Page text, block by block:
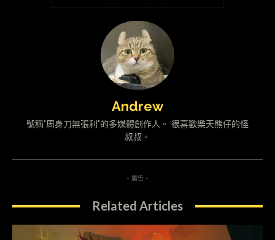
Andrew
號稱"周身刀無張利"的多媒體創作人。 很喜歡樂天熊仔的怪
叔叔。
- 廣告 -
Related Articles